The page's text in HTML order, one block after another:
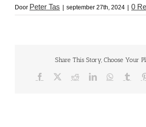
Door Peter Tas september 27th, 2024 0
Share This Story, Choose Your
Facebook RedditLinkedInWhatsApp